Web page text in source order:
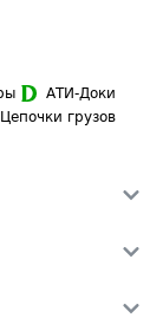
АТИ-Доки
Цепочки грузов